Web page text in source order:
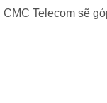
Telecom sẽ